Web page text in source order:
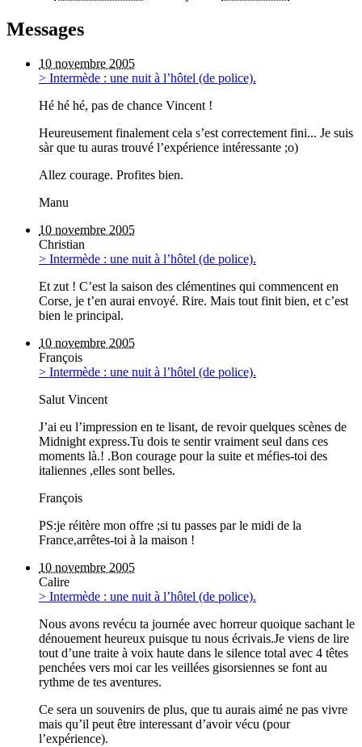
Messages
10 novembre 2005
> Intermède : une nuit à l’hôtel (de police).
Hé hé hé, pas de chance Vincent !
Heureusement finalement cela s’est correctement fini... Je suis
sàr que tu auras trouvé l’expérience intéressante ;o)
Allez courage. Profites bien.
Manu
10 novembre 2005
Christian
> Intermède : une nuit à l’hôtel (de police).
Et zut ! C’est la saison des clémentines qui commencent en
Corse, je t’en aurai envoyé. Rire. Mais tout finit bien, et c’est
bien le principal.
10 novembre 2005
François
> Intermède : une nuit à l’hôtel (de police).
Salut Vincent
J’ai eu l’impression en te lisant, de revoir quelques scènes de
Midnight express.Tu dois te sentir vraiment seul dans ces
moments là.! .Bon courage pour la suite et méfies-toi des
italiennes ,elles sont belles.
François
PS:je réitère mon offre ;si tu passes par le midi de la
France,arrêtes-toi à la maison !
10 novembre 2005
Calire
> Intermède : une nuit à l’hôtel (de police).
Nous avons revécu ta journée avec horreur quoique sachant le
dénouement heureux puisque tu nous écrivais.Je viens de lire
tout d’une traite à voix haute dans le silence total avec 4 têtes
penchées vers moi car les veillées gisorsiennes se font au
rythme de tes aventures.
Ce sera un souvenirs de plus, que tu aurais aimé ne pas vivre
mais qu’il peut être interessant d’avoir vécu (pour
l’expérience).